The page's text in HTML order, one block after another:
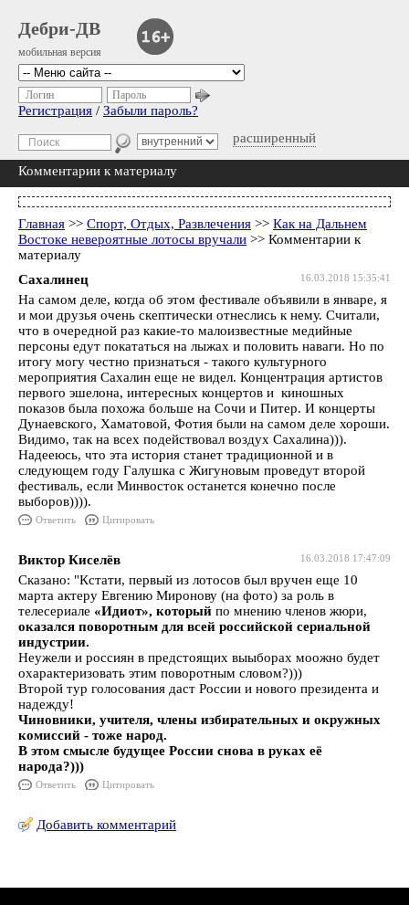
Дебри-ДВ
мобильная версия
расширенный
Логин Пароль
Регистрация / Забыли пароль?
Комментарии к материалу
Главная >> Спорт, Отдых, Развлечения >> Как на Дальнем
Востоке невероятные лотосы вручали >> Комментарии к
материалу
16.03.2018 15:35:41
Сахалинец
На самом деле, когда об этом фестивале объявили в январе, я
и мои друзья очень скептически отнеслись к нему. Считали,
что в очередной раз какие-то малоизвестные медийные
персоны едут покататься на лыжах и половить наваги. Но по
итогу могу честно признаться - такого культурного
мероприятия Сахалин еще не видел. Концентрация артистов
первого эшелона, интересных концертов и киношных
показов была похожа больше на Сочи и Питер. И концерты
Дунаевского, Хаматовой, Фотия были на самом деле хороши.
Видимо, так на всех подействовал воздух Сахалина))).
Надееюсь, что эта история станет традиционной и в
следующем году Галушка с Жигуновым проведут второй
фестиваль, если Минвосток останется конечно после
выборов)))).
Ответить Цитировать
16.03.2018 17:47:09
Виктор Киселёв
Сказано: "Кстати, первый из лотосов был вручен еще 10
марта актеру Евгению Миронову (на фото) за роль в
телесериале «Идиот», который по мнению членов жюри,
оказался поворотным для всей российской сериальной
индустрии.
Неужели и россиян в предстоящих выыборах моожно будет
охарактеризовать этим поворотным словом?)))
Второй тур голосования даст России и нового президента и
надежду!
Чиновники, учителя, члены избирательных и окружных
комиссий - тоже народ.
В этом смысле будущее России снова в руках её
народа?)))
Ответить Цитировать
Добавить комментарий